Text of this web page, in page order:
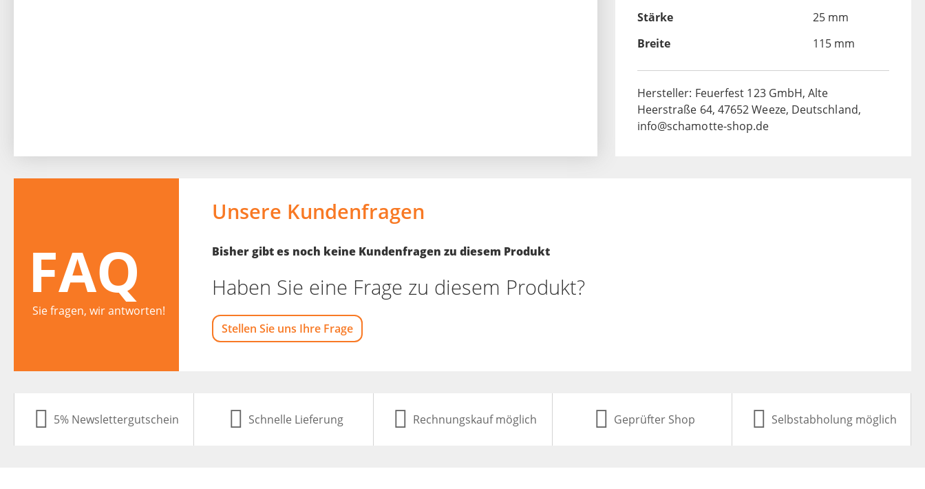
Stärke
25 mm
Breite
115 mm
Hersteller: Feuerfest 123 GmbH, Alte
Heerstraße 64, 47652 Weeze, Deutschland,
info@schamotte-shop.de
FAQ
Sie fragen, wir antworten!
Unsere Kundenfragen
Bisher gibt es noch keine Kundenfragen zu diesem Produkt
Haben Sie eine Frage zu diesem Produkt?
Stellen Sie uns Ihre Frage
5% Newslettergutschein Schnelle Lieferung Rechnungskauf möglich Geprüfter Shop Selbstabholung möglich